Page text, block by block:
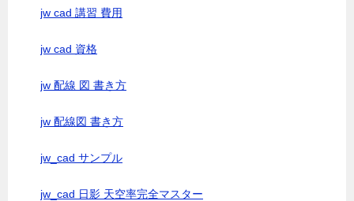
jw cad 講習 費用
jw cad 資格
jw 配線 図 書き方
jw 配線図 書き方
jw_cad サンプル
jw_cad 日影 天空率完全マスター